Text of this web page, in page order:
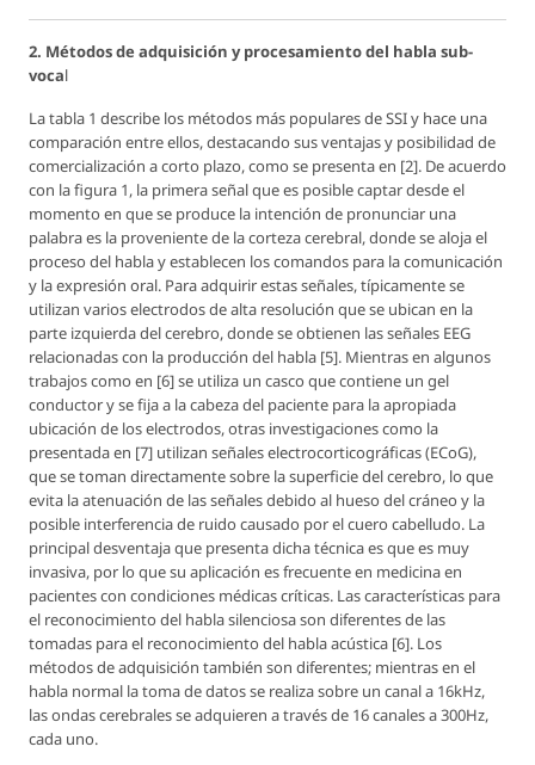
2. Métodos de adquisición y procesamiento del habla sub-
vocal
La tabla 1 describe los métodos más populares de SSI y hace una
comparación entre ellos, destacando sus ventajas y posibilidad de
comercialización a corto plazo, como se presenta en [2]. De acuerdo
con la figura 1, la primera señal que es posible captar desde el
momento en que se produce la intención de pronunciar una
palabra es la proveniente de la corteza cerebral, donde se aloja el
proceso del habla y establecen los comandos para la comunicación
y la expresión oral. Para adquirir estas señales, típicamente se
utilizan varios electrodos de alta resolución que se ubican en la
parte izquierda del cerebro, donde se obtienen las señales EEG
relacionadas con la producción del habla [5]. Mientras en algunos
trabajos como en [6] se utiliza un casco que contiene un gel
conductor y se fija a la cabeza del paciente para la apropiada
ubicación de los electrodos, otras investigaciones como la
presentada en [7] utilizan señales electrocorticográficas (ECoG),
que se toman directamente sobre la superficie del cerebro, lo que
evita la atenuación de las señales debido al hueso del cráneo y la
posible interferencia de ruido causado por el cuero cabelludo. La
principal desventaja que presenta dicha técnica es que es muy
invasiva, por lo que su aplicación es frecuente en medicina en
pacientes con condiciones médicas críticas. Las características para
el reconocimiento del habla silenciosa son diferentes de las
tomadas para el reconocimiento del habla acústica [6]. Los
métodos de adquisición también son diferentes; mientras en el
habla normal la toma de datos se realiza sobre un canal a 16kHz,
las ondas cerebrales se adquieren a través de 16 canales a 300Hz,
cada uno.